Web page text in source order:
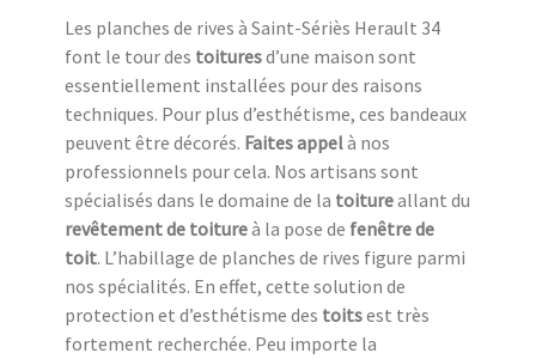
Les planches de rives à Saint-Sériès Herault 34
font le tour des toituresd’une maison sont
essentiellement installées pour des raisons
techniques. Pour plus d’esthétisme, ces bandeaux
peuvent être décorés. Faites appelà nos
professionnels pour cela. Nos artisans sont
spécialisés dans le domaine de la toitureallant du
revêtement de toitureà la pose de fenêtre de
toit. L’habillage de planches de rives figure parmi
nos spécialités. En effet, cette solution de
protection et d’esthétisme des toitsest très
fortement recherchée. Peu importe la